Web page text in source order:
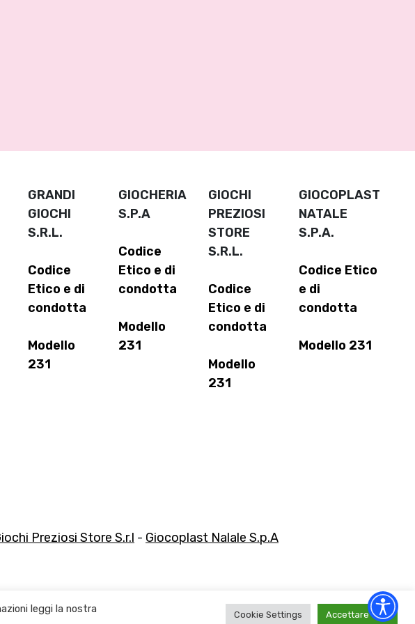
GRANDI
GIOCHI
S.R.L.
Codice
Etico e di
condotta
Modello
231
GIOCHERIA
S.P.A
Codice
Etico e di
condotta
Modello
231
GIOCHI
PREZIOSI
STORE
S.R.L.
Codice
Etico e di
condotta
Modello
231
GIOCOPLAST
NATALE
S.P.A.
Codice Etico
e di
condotta
Modello 231
Preziosi Store S.r.l - Giocoplast Nalale S.p.A
leggi la nostra
Cookie Settings Accettare tutti